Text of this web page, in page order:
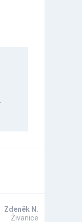
Zdeněk N.
Živanice